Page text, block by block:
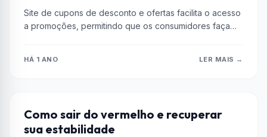
Site de cupons de desconto e ofertas facilita o acesso
a promoções, permitindo que os consumidores faça
HÁ 1 ANO LER MAIS →
ENCOMIA
Como sair do vermelho e recuperar
sua estabilidade